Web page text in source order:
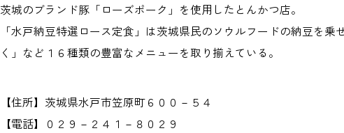
茨城のブランド豚「ローズポーク」を使用したとんかつ店。
「水戸納豆特選ロース定食」は茨城県民のソウルフードの納豆を
く」など１６種類の豊富なメニューを取り揃えている。
【住所】茨城県水戸市笠原町６００－５４
【電話】０２９－２４１－８０２９